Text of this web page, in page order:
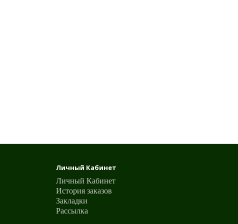
Личный Кабинет
Личный Кабинет
История заказов
Закладки
Рассылка